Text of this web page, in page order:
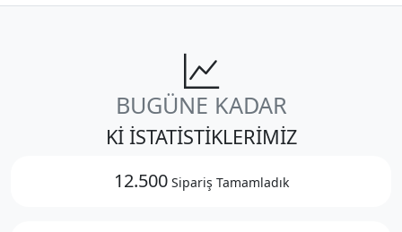
BUGÜNE KADAR
Kİ İSTATİSTİKLERİMİZ
12.500 Sipariş Tamamladık